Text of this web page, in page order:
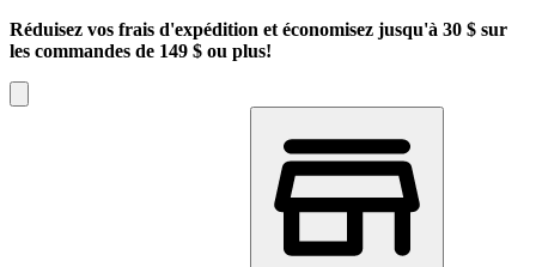
Réduisez vos frais d'expédition et économisez jusqu'à 30 $ sur
les commandes de 149 $ ou plus!